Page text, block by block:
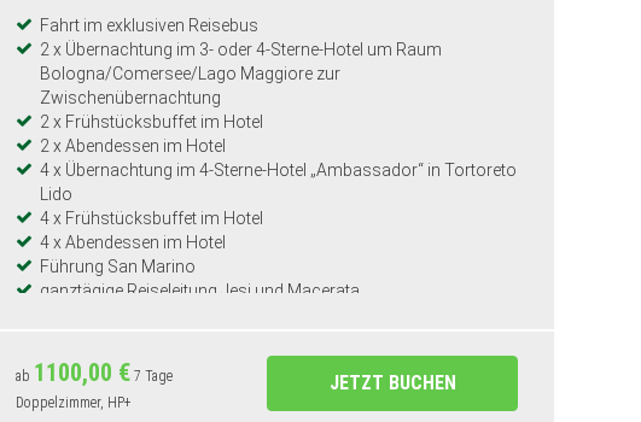
Fahrt im exklusiven Reisebus
2 x Übernachtung im 3- oder 4-Sterne-Hotel um Raum
Bologna/Comersee/Lago Maggiore zur
Zwischenübernachtung
2 x Frühstücksbuffet im Hotel
2 x Abendessen im Hotel
4 x Übernachtung im 4-Sterne-Hotel „Ambassador“ in Tortoreto
Lido
4 x Frühstücksbuffet im Hotel
4 x Abendessen im Hotel
Führung San Marino
ganztägige Reiseleitung Jesi und Macerata
Weinprobe mit kleinem Imbiss
Führung Ascoli Piceno und Offida
Aperitif in Anisetta und Oliven
ab 1100,00 € 7 Tage
Doppelzimmer, HP+
JETZT BUCHEN